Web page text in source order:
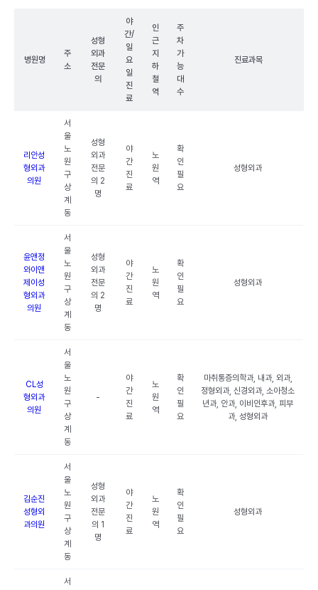
병원명
주
소
성형
외과
전문
의
야
간/
일
요
일
진
료
인
근
지
하
철
역
주
차
가
능
대
수
진료과목
리안성
형외과
의원
서
울
노
원
구
상
계
동
성형
외과
전문
의 2
명
야
간
진
료
노
원
역
확
인
필
요
성형외과
윤앤정
와이앤
제이성
형외과
의원
서
울
노
원
구
상
계
동
성형
외과
전문
의 2
명
야
간
진
료
노
원
역
확
인
필
요
성형외과
CL성
형외과
의원
서
울
노
원
구
상
계
동
-
야
간
진
료
노
원
역
확
인
필
요
마취통증의학과, 내과, 외과,
정형외과, 신경외과, 소아청소
년과, 안과, 이비인후과, 피부
과, 성형외과
김순진
성형외
과의원
서
울
노
원
구
상
계
동
성형
외과
전문
의 1
명
야
간
진
료
노
원
역
확
인
필
요
성형외과
서